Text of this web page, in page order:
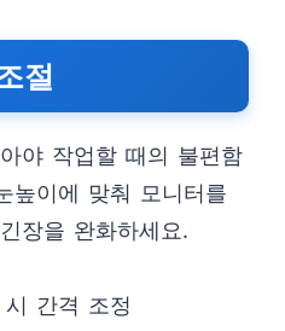
절
야 작업할 때의 불편함
높이에 맞춰 모니터를
장을 완화하세요.
간격 조정